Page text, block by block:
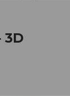
3D